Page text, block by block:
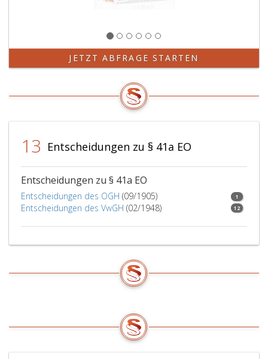
JETZT ABFRAGE STARTEN
13 Entscheidungen zu § 41a EO
Entscheidungen zu § 41a EO
Entscheidungen des OGH (09/1905) 1
Entscheidungen des VwGH (02/1948) 12